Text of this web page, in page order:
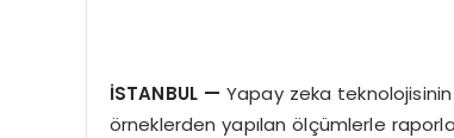
İSTANBUL — Yapay zeka teknolojisinin
örneklerden yapılan ölçümlerle